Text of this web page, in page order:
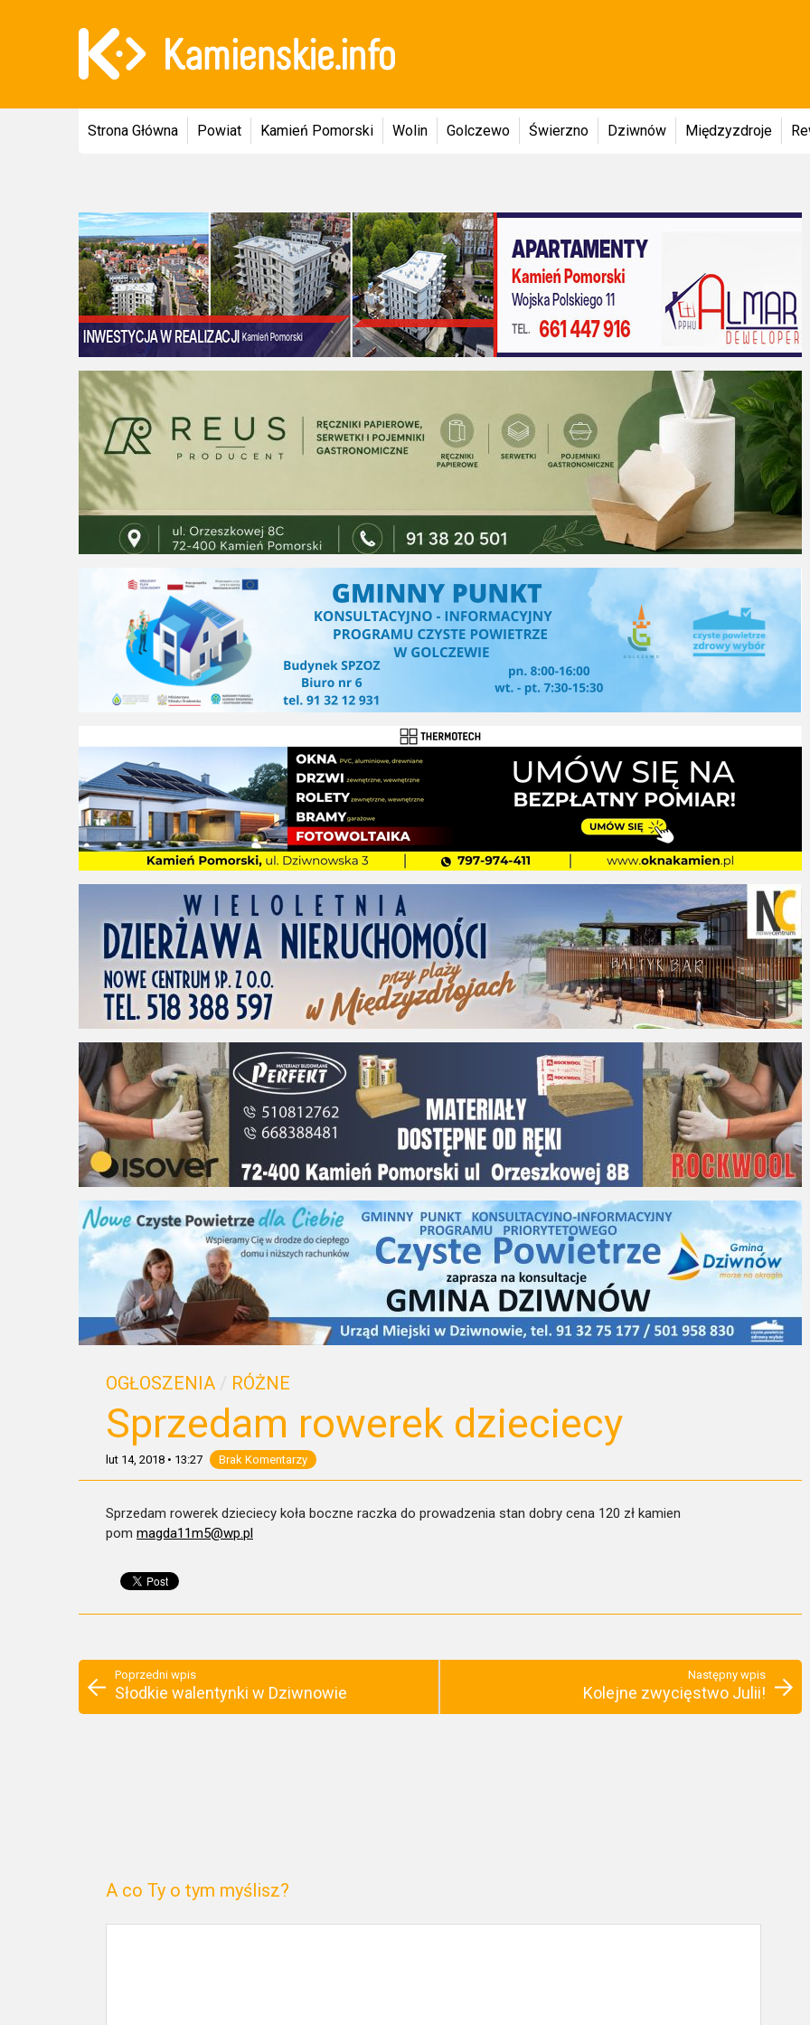
Strona Główna Powiat Kamień Pomorski Wolin Golczewo Świerzno Dziwnów Międzyzdroje
OGŁOSZENIA / RÓŻNE
Sprzedam rowerek dzieciecy
lut 14, 2018 • 13:27 Brak Komentarzy
Sprzedam rowerek dzieciecy koła boczne raczka do prowadzenia stan dobry cena 120 zł kamien
pom magda11m5@wp.pl
Poprzedni wpis
Słodkie walentynki w Dziwnowie
Następny wpis
Kolejne zwycięstwo Julii!
A co Ty o tym myślisz?